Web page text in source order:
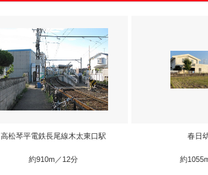
高松琴平電鉄長尾線木太東口駅
約910m／12分
春日
約